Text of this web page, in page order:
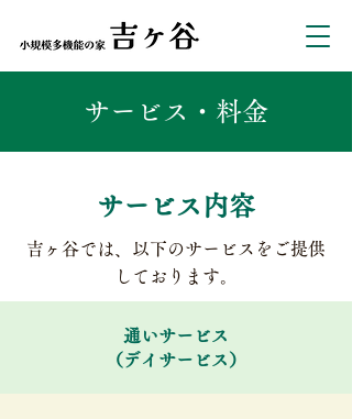
サービス・料金
サービス内容
吉ヶ谷では、以下のサービスをご提供
しております。
通いサービス​
（デイサービス）